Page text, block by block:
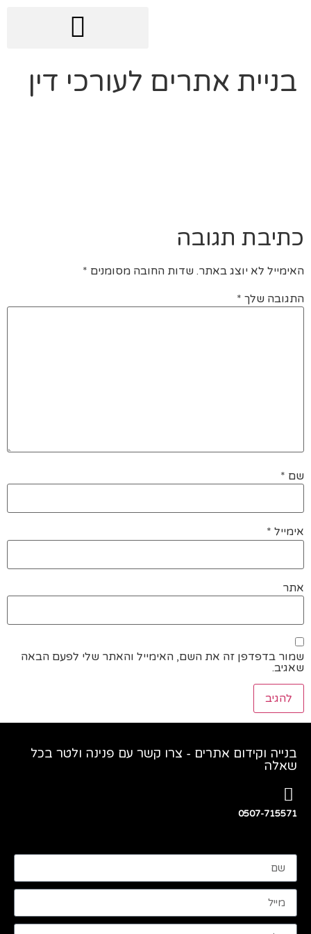
בניית אתרים לעורכי דין
כתיבת תגובה
האימייל לא יוצג באתר. שדות החובה מסומנים *
התגובה שלך *
שם *
אימייל *
אתר
שמור בדפדפן זה את השם, האימייל והאתר שלי לפעם הבאה
שאגיב.
בנייה וקידום אתרים - צרו קשר עם פנינה ולטר בכל
שאלה
0507-715571